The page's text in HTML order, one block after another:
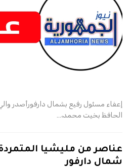
إعفاء مسئول رفيع بشمال دارفورأصدر
الحافظ بخيت محمد،…
عناصر من مليشيا
شمال دارفور